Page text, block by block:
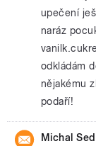
upečení
naráz
odkládám
nějakému
podaří!
Michal